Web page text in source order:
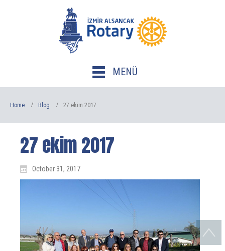
MENÜ
Home Blog 27 ekim 2017
27 ekim 2017
October 31, 2017